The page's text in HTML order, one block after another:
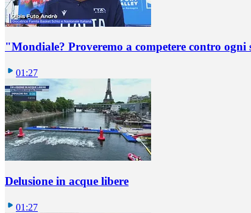
"Mondiale? Proveremo a competere contro
01:27
Delusione in acque libere
01:27